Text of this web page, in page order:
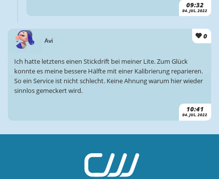
09:32
04. JUL. 2022
Avi
0
10:41
04. JUL. 2022
Ich hatte letztens einen Stickdrift bei meiner Lite. Zum Glück
konnte es meine bessere Hälfte mit einer Kalibrierung reparieren.
So ein Service ist nicht schlecht. Keine Ahnung warum hier wieder
sinnlos gemeckert wird.